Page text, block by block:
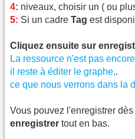
4: niveaux, choisir un ( ou
5: Si un cadre Tag est
Cliquez ensuite sur
La ressource n'est pas
il reste à éditer le graphe,.
ce que nous verrons dans la
Vous pouvez l'enregistrer
enregistrer tout en bas.